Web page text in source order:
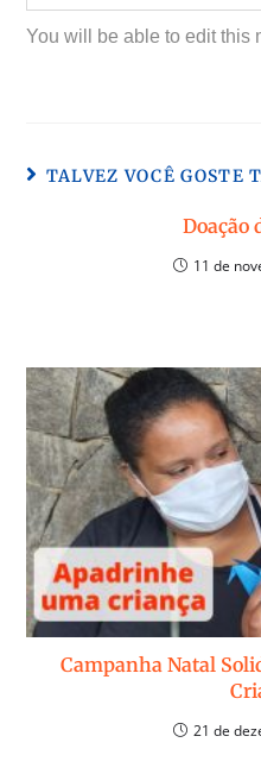
You will be able to edit this
TALVEZ VOCÊ GOSTE
Doação
11 de
Campanha Natal
21 de